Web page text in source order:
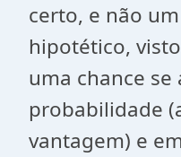
certo, e não
hipotético,
uma chance se
probabilidade
vantagem) e